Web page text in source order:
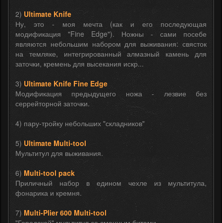
2) Ultimate Knife
Ну, это - моя мечта (как и его последующая
модификация "Fine Edge"). Ножны - сами посебе
являются небольшим набором для выживания: свясток
на темляке, интегрированный алмазный камень для
заточки, кремень для высекания искр...
3) Ultimate Knife Fine Edge
Модификация предыдущего ножа - лезвие без
серрейторной заточки.
4) пару-тройку небольших "складников"
5) Ultimate Multi-tool
Мультитул для выживания.
6) Multi-tool pack
Приличный набор в едином чехле из мультитула,
фонарика и кремня.
7) Multi-Plier 600 Multi-tool